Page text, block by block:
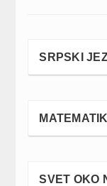
SRPSKI
SVET OKO